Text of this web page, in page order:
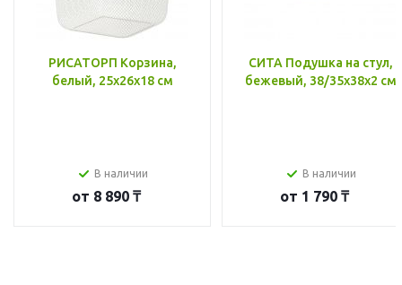
РИСАТОРП Корзина,
белый, 25x26x18 см
В наличии
от 8 890 ₸
СИТА Подушка на стул,
бежевый, 38/35x38x2 см
В наличии
от 1 790 ₸